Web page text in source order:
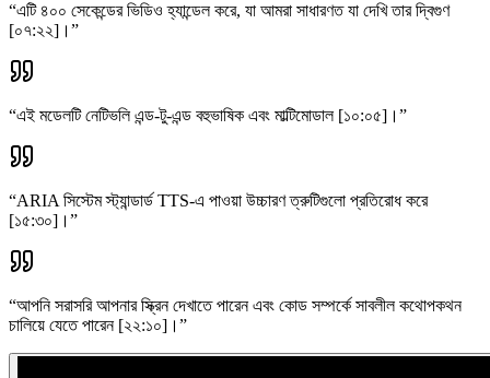
“এটি ৪০০ সেকেন্ডের ভিডিও হ্যান্ডেল করে, যা আমরা সাধারণত যা দেখি তার দ্বিগুণ
[০৭:২২]। ”
“এই মডেলটি নেটিভলি এন্ড-টু-এন্ড বহুভাষিক এবং মাল্টিমোডাল [১০:০৫]। ”
“ARIA সিস্টেম স্ট্যান্ডার্ড TTS-এ পাওয়া উচ্চারণ ত্রুটিগুলো প্রতিরোধ করে
[১৫:৩০]। ”
“আপনি সরাসরি আপনার স্ক্রিন দেখাতে পারেন এবং কোড সম্পর্কে সাবলীল কথোপকথন
চালিয়ে যেতে পারেন [২২:১০]। ”